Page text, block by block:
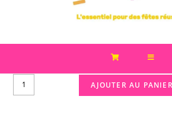
AJOUTER AU PANIER